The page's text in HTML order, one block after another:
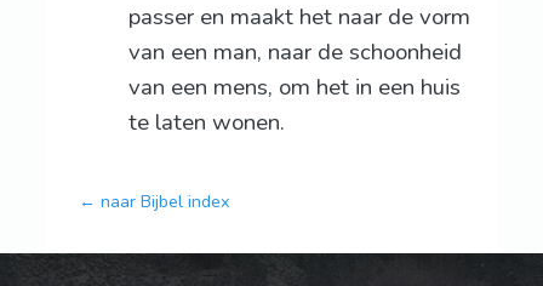
passer en maakt het naar de vorm
van een man, naar de schoonheid
van een mens, om het in een huis
te laten wonen.
← naar Bijbel index